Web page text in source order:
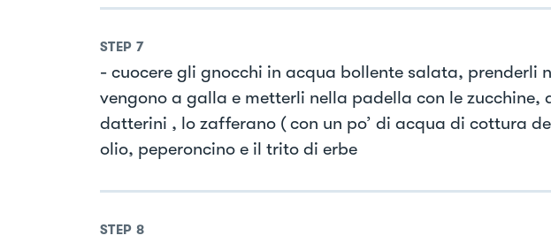
STEP 7
- cuocere gli gnocchi in acqua bollente salata, prenderli
vengono a galla e metterli nella padella con le zucchine,
datterini , lo zafferano ( con un po’ di acqua di cottura
olio, peperoncino e il trito di erbe
STEP 8